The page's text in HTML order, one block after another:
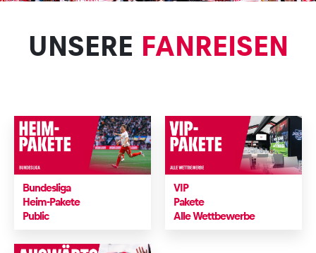
UNSERE FANREISEN
Bundesliga
Heim-Pakete
Public
VIP
Pakete
Alle Wettbewerbe